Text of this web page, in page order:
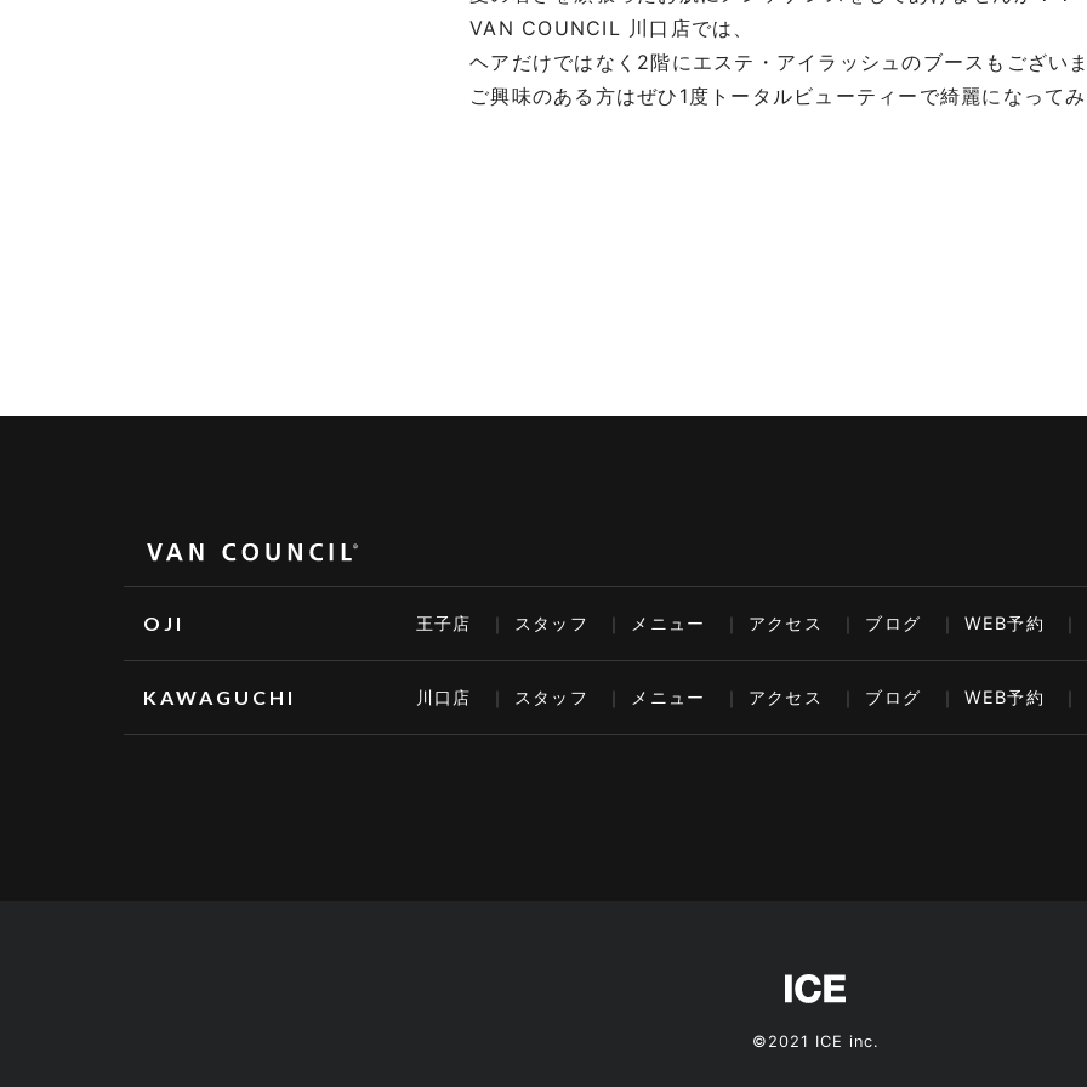
VAN COUNCIL 川口店では、
ヘアだけではなく2階にエステ・アイラッシュのブースもござい
ご興味のある方はぜひ1度トータルビューティーで綺麗になってみ
OJI 王子店 スタッフ メニュー アクセス ブログ WEB予約
KAWAGUCHI 川口店 スタッフ メニュー アクセス ブログ WEB予約
©2021 ICE inc.